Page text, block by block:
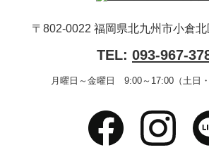
〒802-0022 福岡県北九州市小倉
TEL: 093-967-
月曜日～金曜日 9:00～17:00（土日・